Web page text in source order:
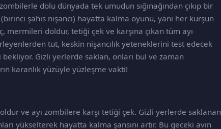
dolu dünyada tek umudun sığınağından çıkıp bir
şahıs nişancı) hayatta kalma oyunu, yani her kurşun
mermileri doldur, tetiği çek ve karşına çıkan tüm ayı
tut, keskin nişancılık yeteneklerini test edecek
Gizli yerlerde saklan, onları bul ve zaman
karanlık yüzüyle yüzleşme vakti!
ve ayı zombilere karşı tetiği çek. Gizli yerlerde saklanan
yükselterek hayatta kalma şansını artır. Bu geceki avın